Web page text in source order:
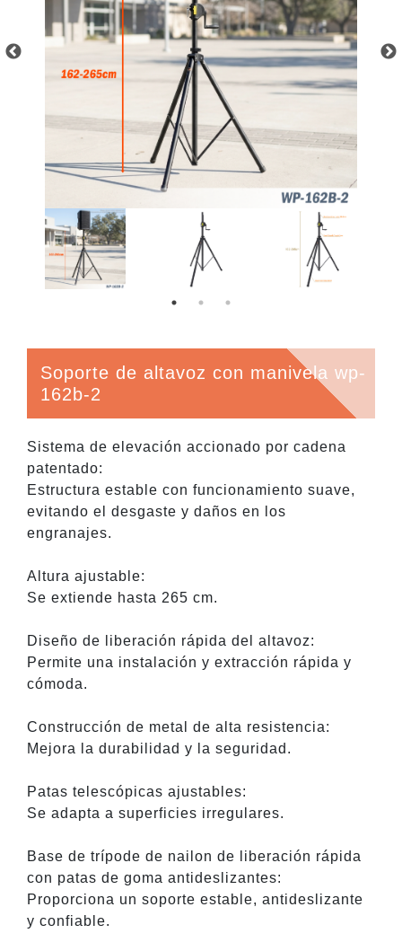
Soporte de altavoz con manivela wp-
162b-2
Sistema de elevación accionado por cadena
patentado:
Estructura estable con funcionamiento suave,
evitando el desgaste y daños en los
engranajes.
Altura ajustable:
Se extiende hasta 265 cm.
Diseño de liberación rápida del altavoz:
Permite una instalación y extracción rápida y
cómoda.
Construcción de metal de alta resistencia:
Mejora la durabilidad y la seguridad.
Patas telescópicas ajustables:
Se adapta a superficies irregulares.
Base de trípode de nailon de liberación rápida
con patas de goma antideslizantes:
Proporciona un soporte estable, antideslizante
y confiable.